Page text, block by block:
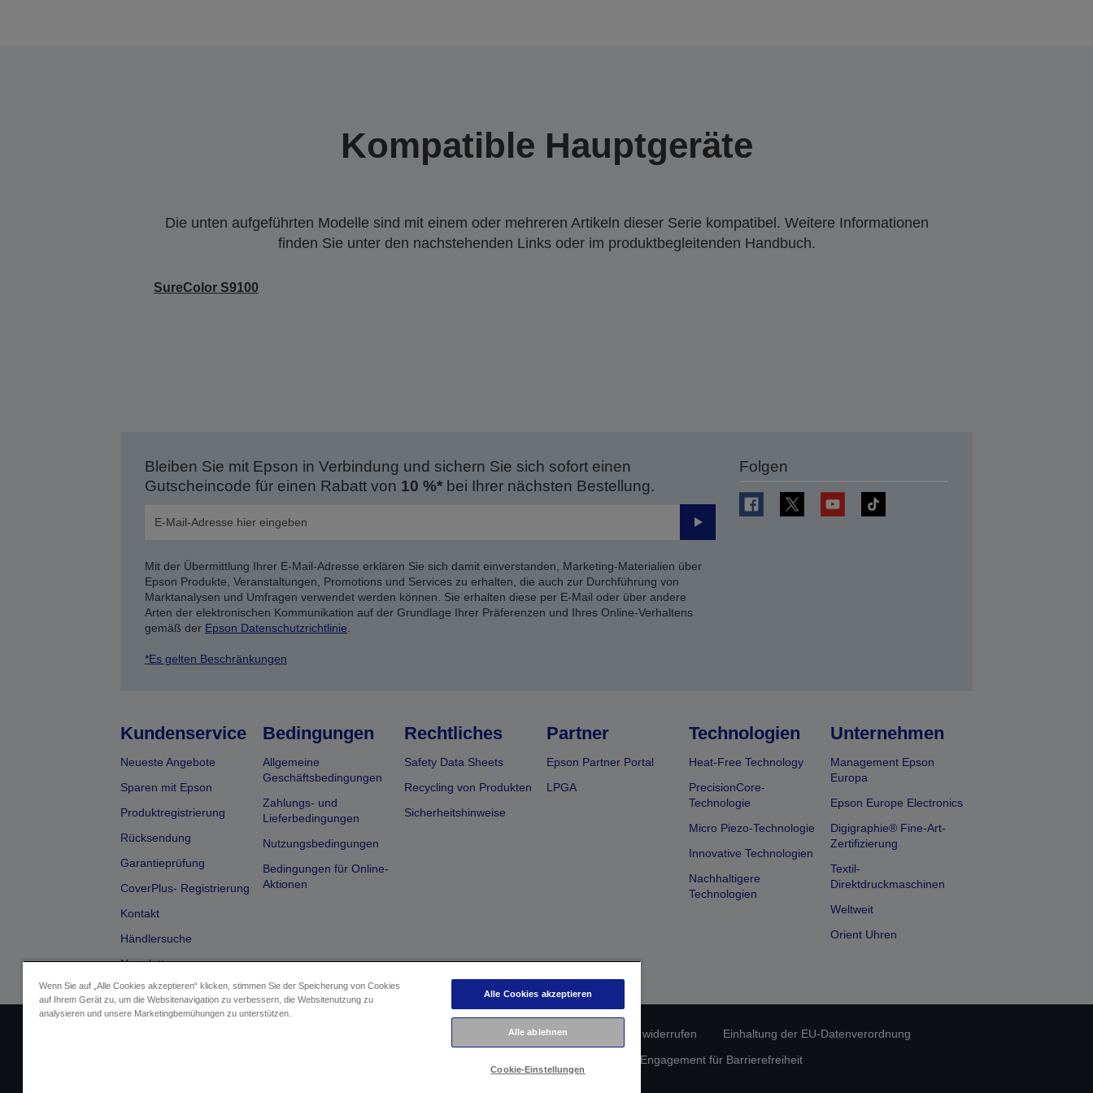
Kompatible Hauptgeräte
Die unten aufgeführten Modelle sind mit einem oder mehreren Artikeln dieser Serie kompatibel. Weitere Informationen
finden Sie unter den nachstehenden Links oder im produktbegleitenden Handbuch.
SureColor S9100
Bleiben Sie mit Epson in Verbindung und sichern Sie sich sofort einen
Gutscheincode für einen Rabatt von 10 %*bei Ihrer nächsten Bestellung.
Senden
Mit der Übermittlung Ihrer E-Mail-Adresse erklären Sie sich damit einverstanden, Marketing-Materialien über
Epson Produkte, Veranstaltungen, Promotions und Services zu erhalten, die auch zur Durchführung von
Marktanalysen und Umfragen verwendet werden können. Sie erhalten diese per E-Mail oder über andere
Arten der elektronischen Kommunikation auf der Grundlage Ihrer Präferenzen und Ihres Online-Verhaltens
gemäß der Epson Datenschutzrichtlinie
*Es gelten Beschränkungen
Folgen
Kundenservice
Neueste Angebote
Sparen mit Epson
Produktregistrierung
Rücksendung
Garantieprüfung
CoverPlus- Registrierung
Kontakt
Händlersuche
Newsletter
Bedingungen
Allgemeine
Geschäftsbedingungen
Zahlungs- und
Lieferbedingungen
Nutzungsbedingungen
Bedingungen für Online-
Aktionen
Rechtliches
Safety Data Sheets
Recycling von Produkten
Sicherheitshinweise
Partner
Epson Partner Portal
LPGA
Technologien
Heat-Free Technology
PrecisionCore-
Technologie
Micro Piezo-Technologie
Innovative Technologien
Nachhaltigere
Technologien
Unternehmen
Management Epson
Europa
Epson Europe Electronics
Digigraphie® Fine-Art-
Zertifizierung
Textil-
Direktdruckmaschinen
Weltweit
Orient Uhren
Datenschutzrichtlinie Vertrag widerrufen
Einhaltung der EU-Datenverordnung
Epson Engagement für Barrierefreiheit
Wenn Sie auf „Alle Cookies akzeptieren“ klicken, stimmen Sie der Speicherung von Cookies
auf Ihrem Gerät zu, um die Websitenavigation zu verbessern, die Websitenutzung zu
analysieren und unsere Marketingbemühungen zu unterstützen.
Alle Cookies akzeptieren
Alle ablehnen
Cookie-Einstellungen